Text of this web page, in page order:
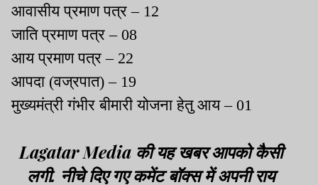
आवासीय प्रमाण पत्र – 12
जाति प्रमाण पत्र – 08
आय प्रमाण पत्र – 22
आपदा (वज्रपात) – 19
मुख्यमंत्री गंभीर बीमारी योजना हेतु आय – 01
Lagatar Media की यह खबर आपको कैसी
लगी. नीचे दिए गए कमेंट बॉक्स में अपनी राय